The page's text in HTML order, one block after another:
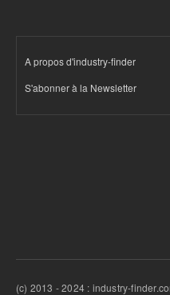
A propos d'industry-finder
S'abonner à la Newsletter
(c) 2013 - 2024 : industry-